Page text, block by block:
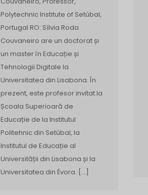
Polytechnic Institute of Setúbal,
Portugal RO: Sílvia Roda
Couvaneiro are un doctorat și
un master în Educație și
Tehnologii Digitale la
Universitatea din Lisabona. În
prezent, este profesor invitat la
Școala Superioară de
Educație de la Institutul
Politehnic din Setúbal, la
Institutul de Educație al
Universității din Lisabona și la
Universitatea din Évora. […]